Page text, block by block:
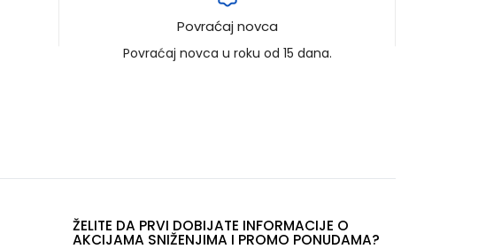
Povraćaj novca
Povraćaj novca u roku od 15 dana.
ŽELITE DA PRVI DOBIJATE INFORMACIJE O
AKCIJAMA SNIŽENJIMA I PROMO PONUDAMA?